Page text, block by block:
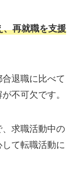
、再就職を支援
退職に比べて
不可欠です。
求職活動中の
て転職活動に